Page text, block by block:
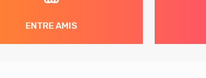
ENTRE AMIS